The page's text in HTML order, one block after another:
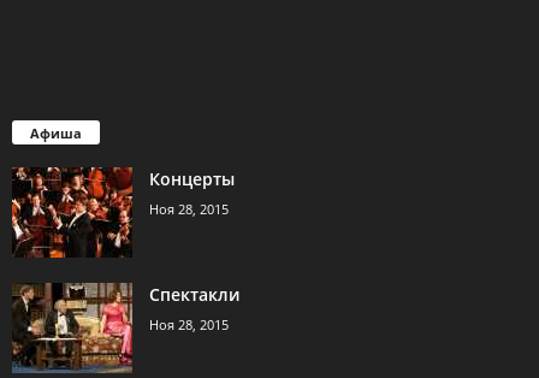
Афиша
Концерты
Ноя 28, 2015
Спектакли
Ноя 28, 2015